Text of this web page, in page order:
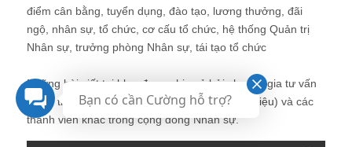
điểm cân bằng, tuyển dụng, đào tạo, lương thưởng, đãi
ngộ, nhân sự, tổ chức, cơ cấu tổ chức, hệ thống Quản trị
Nhân sự, trưởng phòng Nhân sự, tái tạo tổ chức
Những bài viết tại blog được chia sẻ bởi chuyên gia tư vấn
Quản trị Nhân sự Nguyễn Hùng Cường (giới thiệu) và các
thành viên khác trong cộng đồng Nhân sự.
Bạn có cần Cường hỗ trợ?